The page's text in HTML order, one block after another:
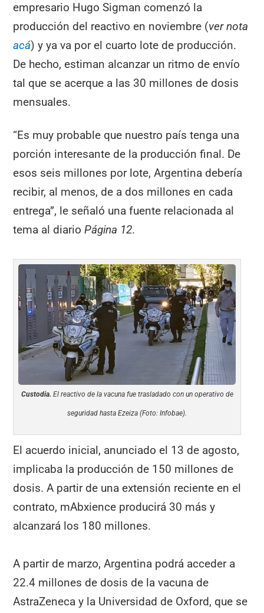
empresario Hugo Sigman comenzó la
producción del reactivo en noviembre (ver nota
acá) y ya va por el cuarto lote de producción.
De hecho, estiman alcanzar un ritmo de envío
tal que se acerque a las 30 millones de dosis
mensuales.
“Es muy probable que nuestro país tenga una
porción interesante de la producción final. De
esos seis millones por lote, Argentina debería
recibir, al menos, de a dos millones en cada
entrega”, le señaló una fuente relacionada al
tema al diarioPágina 12.
Custodia. El reactivo de la vacuna fue trasladado con un operativo de
seguridad hasta Ezeiza (Foto: Infobae).
El acuerdo inicial, anunciado el 13 de agosto,
implicaba la producción de 150 millones de
dosis. A partir de una extensión reciente en el
contrato, mAbxience producirá 30 más y
alcanzará los 180 millones.
A partir de marzo, Argentina podrá acceder a
22.4 millones de dosis de la vacuna de
AstraZeneca y la Universidad de Oxford, que se